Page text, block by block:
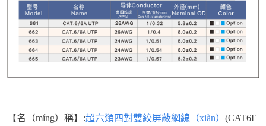
【名（míng）稱】:超六類四對雙絞屏蔽網線（xiàn） (CAT6E